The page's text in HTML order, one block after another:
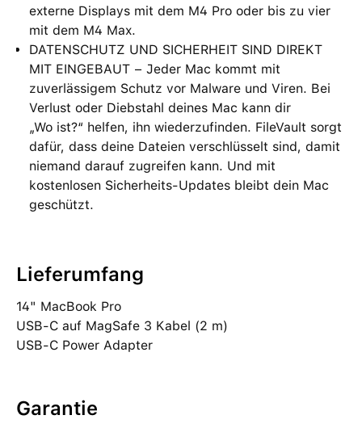
externe Displays mit dem M4 Pro oder bis zu vier
mit dem M4 Max.
DATENSCHUTZ UND SICHERHEIT SIND DIREKT
MIT EINGEBAUT − Jeder Mac kommt mit
zuverlässigem Schutz vor Malware und Viren. Bei
Verlust oder Diebstahl deines Mac kann dir
„Wo ist?“ helfen, ihn wiederzufinden. FileVault sorgt
dafür, dass deine Dateien verschlüsselt sind, damit
niemand darauf zugreifen kann. Und mit
kostenlosen Sicherheits-Updates bleibt dein Mac
geschützt.
Lieferumfang
14" MacBook Pro
USB‑C auf MagSafe 3 Kabel (2 m)
USB‑C Power Adapter
Garantie